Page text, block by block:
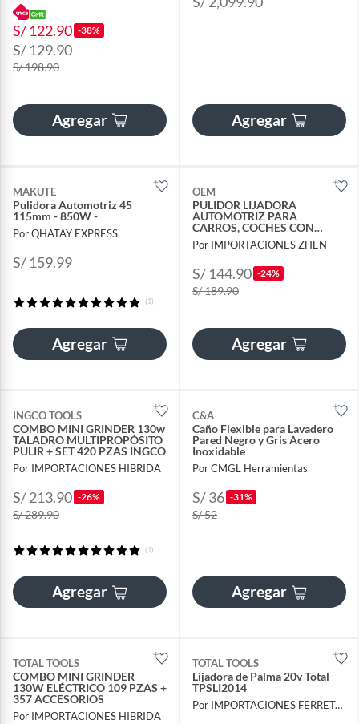
S/ 122.90 -38%
S/ 129.90
S/ 198.90
Agregar Agregar
MAKUTE
Pulidora Automotriz 45
115mm - 850W -
Por QHATAY EXPRESS
S/ 159.99
(1)
Agregar
OEM
PULIDOR LIJADORA
AUTOMOTRIZ PARA
CARROS, COCHES CON
ACCESORIOS
Por IMPORTACIONES ZHEN
S/ 144.90 -24%
S/ 189.90
Agregar
INGCO TOOLS
COMBO MINI GRINDER 130w
TALADRO MULTIPROPÓSITO
PULIR + SET 420 PZAS INGCO
Por IMPORTACIONES HIBRIDA
S/ 213.90 -26%
S/ 289.90
(1)
Agregar
C&A
Caño Flexible para Lavadero
Pared Negro y Gris Acero
Inoxidable
Por CMGL Herramientas
S/ 36 -31%
S/ 52
Agregar
TOTAL TOOLS
COMBO MINI GRINDER
130W ELÉCTRICO 109 PZAS +
357 ACCESORIOS
Por IMPORTACIONES HIBRIDA
TOTAL TOOLS
Lijadora de Palma 20v Total
TPSLI2014
Por IMPORTACIONES FERRETOOLS